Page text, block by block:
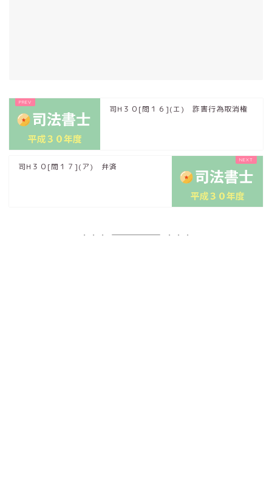
司H３０[問１６](エ) 詐害行為取消権
司H３０[問１７](ア) 弁済